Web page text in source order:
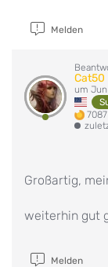
Melden
Cat50
um Jun
7087
Großartig,
weiterhin gut
Melden